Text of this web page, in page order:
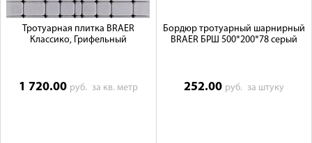
Тротуарная плитка BRAER
Классико, Грифельный
1 720.00 руб. за кв. метр
Бордюр тротуарный шарнирный
BRAER БРШ 500*200*78 серый
252.00 руб. за штуку